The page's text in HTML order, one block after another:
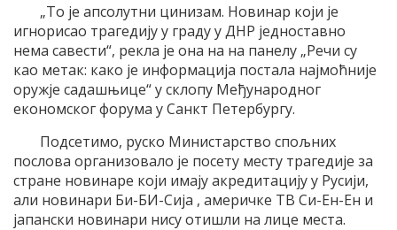
„То је апсолутни цинизам. Новинар који је
игнорисао трагедију у граду у ДНР једноставно
нема савести“, рекла је она на на панелу „Речи су
као метак: како је информација постала најмоћније
оружје садашњице“ у склопу Међународног
економског форума у Санкт Петербургу.
Подсетимо, руско Министарство спољних
послова организовало је посету месту трагедије за
стране новинаре који имају акредитацију у Русији,
али новинари Би-БИ-Сија , америчке ТВ Си-Ен-Ен и
јапански новинари нису отишли на лице места.